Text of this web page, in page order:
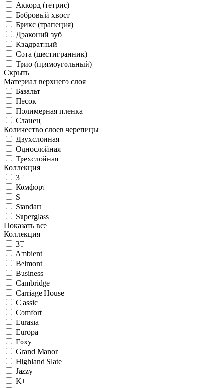
Аккорд (тетрис)
Бобровый хвост
Брикс (трапеция)
Драконий зуб
Квадратный
Сота (шестигранник)
Трио (прямоугольный)
Скрыть
Материал верхнего слоя
Базальт
Песок
Полимерная пленка
Сланец
Количество слоев черепицы
Двухслойная
Однослойная
Трехслойная
Коллекция
3T
Комфорт
S+
Standart
Superglass
Показать все
Коллекция
3T
Ambient
Belmont
Business
Cambridge
Carriage House
Classic
Comfort
Eurasia
Europa
Foxy
Grand Manor
Highland Slate
Jazzy
K+